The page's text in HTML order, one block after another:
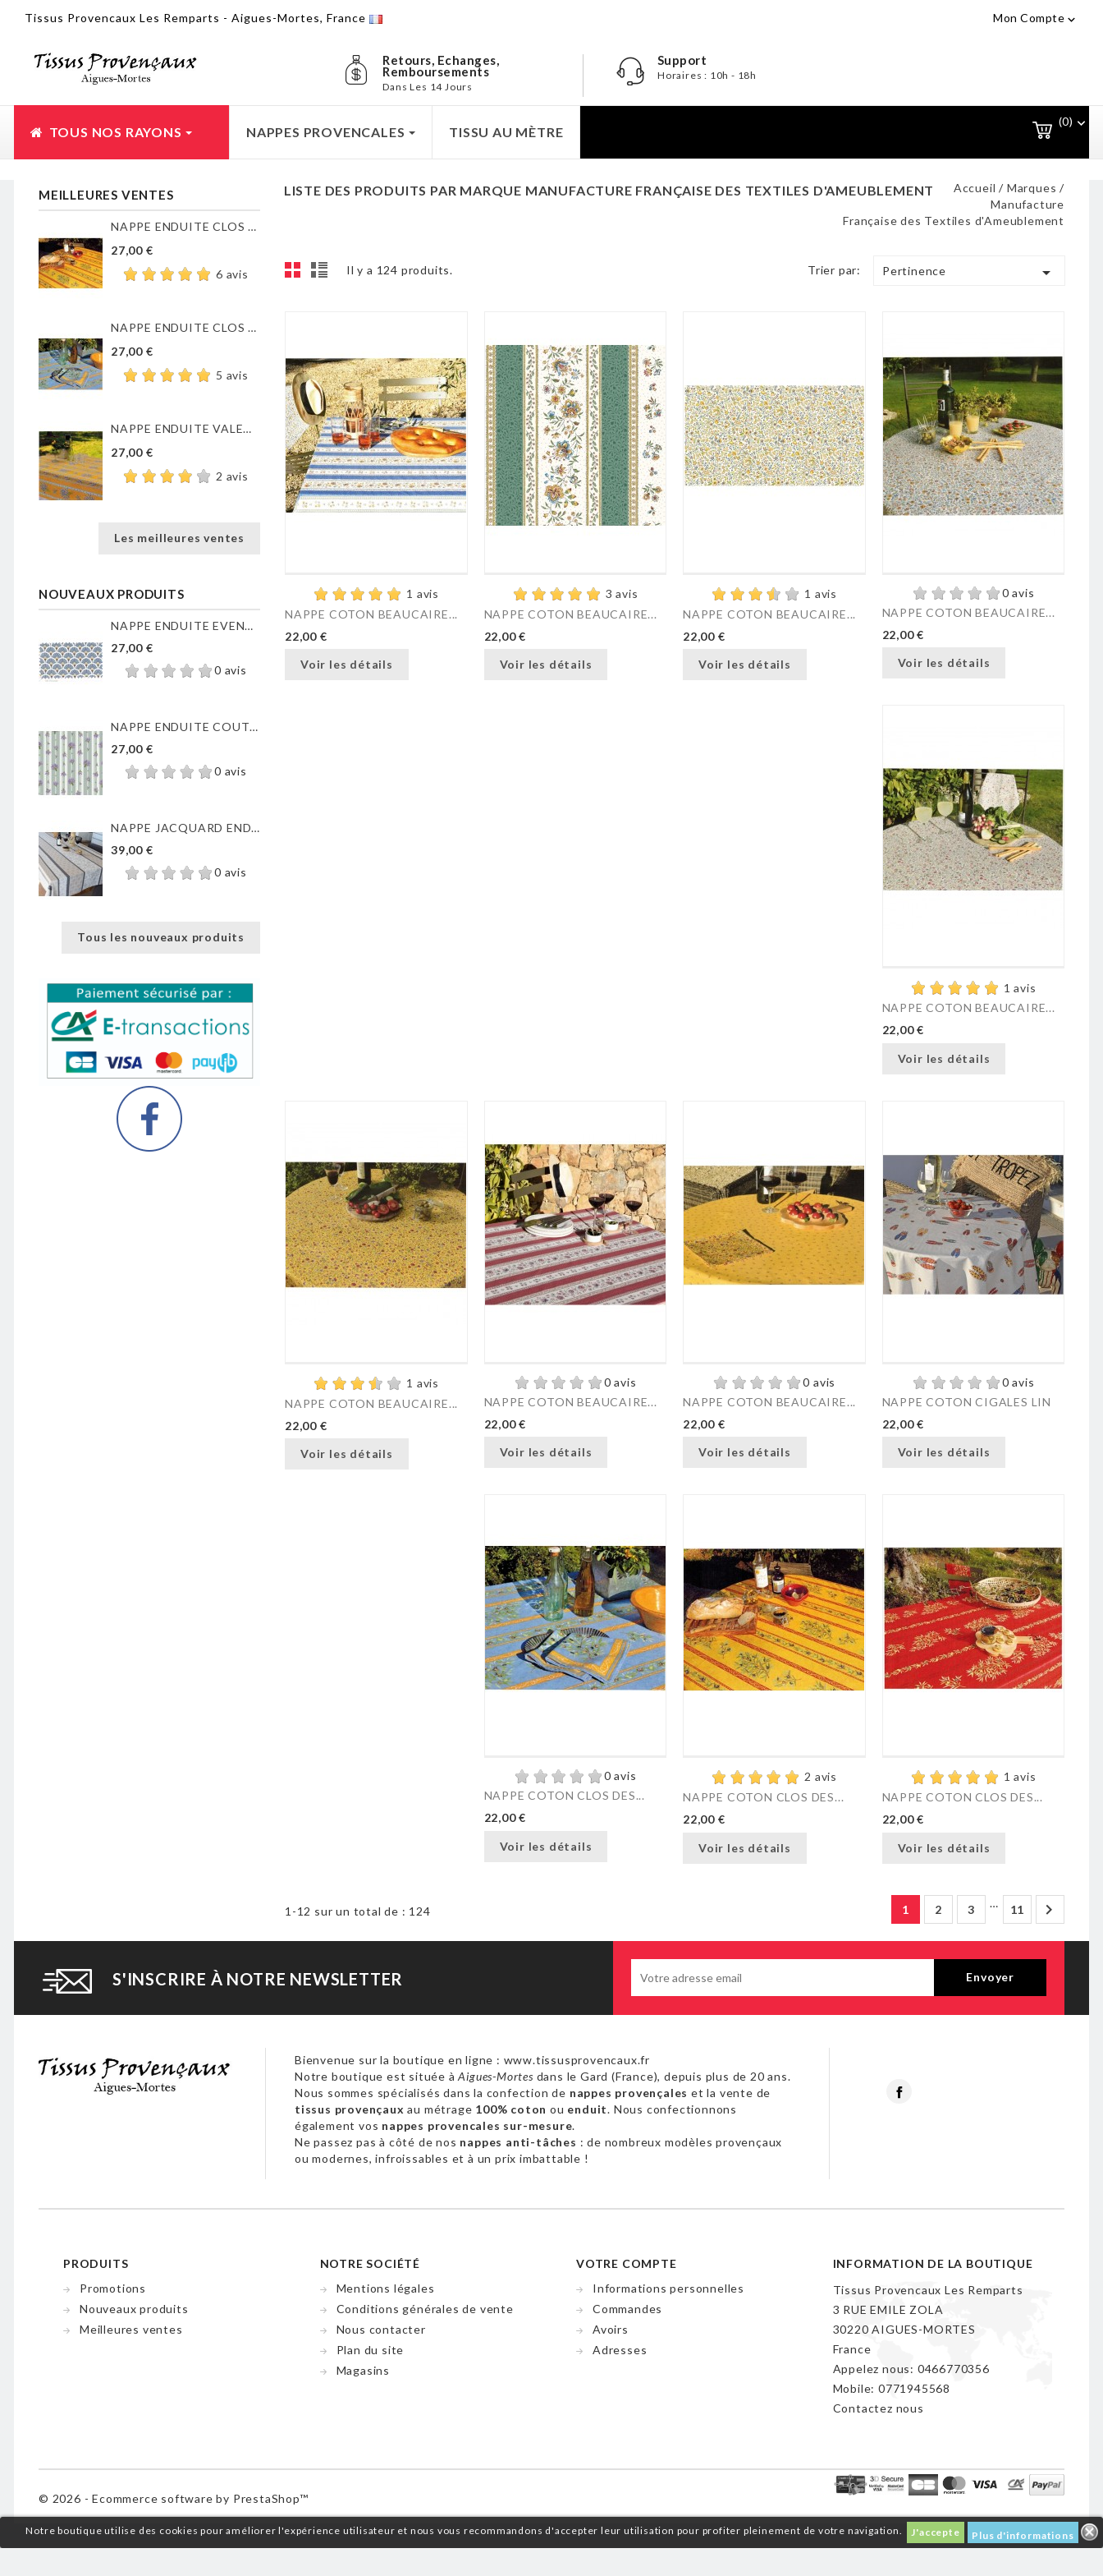
Tissus Provencaux Les Remparts - Aigues-Mortes, France Mon Compte 
Retours, Echanges,
Remboursements
Dans Les 14 Jours
Support
Horaires : 10h - 18h
Notre boutique utilise des cookies pour améliorer l'expérience utilisateur et nous vous recommandons d'accepter leur utilisation pour profiter pleinement de votre navigation. J'accepte Plus d'informations
TOUS NOS RAYONS NAPPES PROVENCALES TISSU AU MÈTRE
(0) 
MEILLEURES VENTES
NAPPE ENDUITE CLOS DES...
27,00 €
6 avis
NAPPE ENDUITE CLOS DES...
27,00 €
5 avis
NAPPE ENDUITE VALENSOLE JAUNE
27,00 €
2 avis
Les meilleures ventes
NOUVEAUX PRODUITS
NAPPE ENDUITE EVENTAILS...
27,00 €
0 avis
NAPPE ENDUITE COUTIL DE...
27,00 €
0 avis
NAPPE JACQUARD ENDUIT...
39,00 €
0 avis
Tous les nouveaux produits
LISTE DES PRODUITS PAR MARQUE MANUFACTURE FRANÇAISE DES TEXTILES D'AMEUBLEMENT Accueil
Marques
Manufacture
Française des Textiles d'Ameublement
Il y a 124 produits. Trier par: Pertinence 
1 avis
NAPPE COTON BEAUCAIRE...
22,00 €
Voir les détails
3 avis
NAPPE COTON BEAUCAIRE...
22,00 €
Voir les détails
1 avis
NAPPE COTON BEAUCAIRE...
22,00 €
Voir les détails
0 avis
NAPPE COTON BEAUCAIRE...
22,00 €
Voir les détails
1 avis
NAPPE COTON BEAUCAIRE...
22,00 €
Voir les détails
1 avis
NAPPE COTON BEAUCAIRE...
22,00 €
Voir les détails
0 avis
NAPPE COTON BEAUCAIRE...
22,00 €
Voir les détails
0 avis
NAPPE COTON BEAUCAIRE...
22,00 €
Voir les détails
0 avis
NAPPE COTON CIGALES LIN
22,00 €
Voir les détails
0 avis
NAPPE COTON CLOS DES...
22,00 €
Voir les détails
2 avis
NAPPE COTON CLOS DES...
22,00 €
Voir les détails
1 avis
NAPPE COTON CLOS DES...
22,00 €
Voir les détails
1-12 sur un total de : 124 1 2 3 … 11 
S'INSCRIRE À NOTRE NEWSLETTER
Bienvenue sur la boutique en ligne : www.tissusprovencaux.fr
Notre boutique est située àAigues-Mortes dans le Gard (France), depuis plus de 20 ans.
Nous sommes spécialisés dans la confection de nappes provençales et la vente de
tissus provençaux au métrage 100% coton ou enduit. Nous confectionnons
également vos nappes provencales sur-mesure.
Ne passez pas à côté de nos nappes anti-tâches : de nombreux modèles provençaux
ou modernes, infroissables et à un prix imbattable !
PRODUITS
Promotions
Nouveaux produits
Meilleures ventes
NOTRE SOCIÉTÉ
Mentions légales
Conditions générales de vente
Nous contacter
Plan du site
Magasins
VOTRE COMPTE
Informations personnelles
Commandes
Avoirs
Adresses
INFORMATION DE LA BOUTIQUE
Tissus Provencaux Les Remparts
3 RUE EMILE ZOLA
30220 AIGUES-MORTES
France
Appelez nous: 0466770356
Mobile: 0771945568
Contactez nous
© 2026 - Ecommerce software by PrestaShop™